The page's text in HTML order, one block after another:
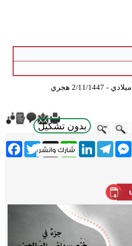
بدون تشكيل
Twitter X
WhatsApp
LinkedInTelegram
Messenger